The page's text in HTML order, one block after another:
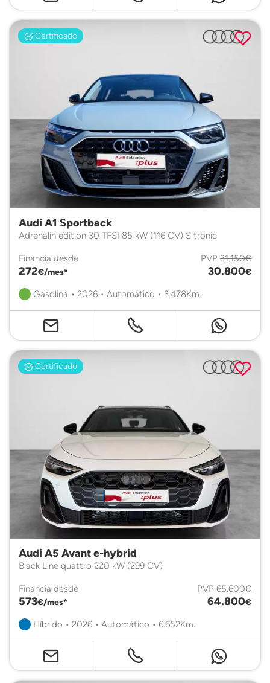
Certificado
Audi A1 Sportback
Adrenalin edition 30 TFSI 85 kW (116 CV) S tronic
Financia desde
272€/mes*
PVP 31.150€
30.800€
Gasolina • 2026 • Automático • 3.478Km.
Certificado
Audi A5 Avant e-hybrid
Black Line quattro 220 kW (299 CV)
Financia desde
573€/mes*
PVP 65.600€
64.800€
Híbrido • 2026 • Automático • 6.652Km.